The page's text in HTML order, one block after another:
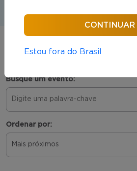
Busque um evento:
Ordenar por:
Estou fora do Brasil